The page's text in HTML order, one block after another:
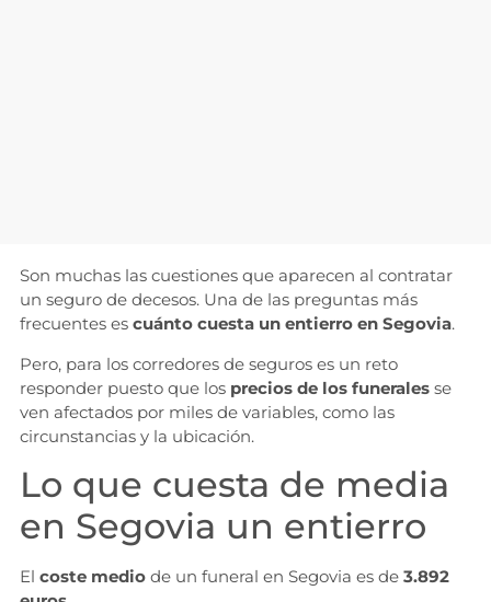
Son muchas las cuestiones que aparecen al contratar
un seguro de decesos. Una de las preguntas más
frecuentes es cuánto cuesta un entierro en Segovia.
Pero, para los corredores de seguros es un reto
responder puesto que los precios de los funerales se
ven afectados por miles de variables, como las
circunstancias y la ubicación.
Lo que cuesta de media
en Segovia un entierro
El coste mediode un funeral en Segovia es de 3.892